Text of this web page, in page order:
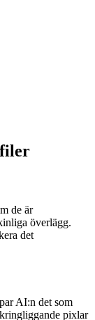
de är
överlägg.
det
AI:n det som
pixlar